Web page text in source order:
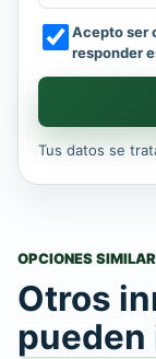
Acepto ser
responder
Tus datos se
OPCIONES
Otros